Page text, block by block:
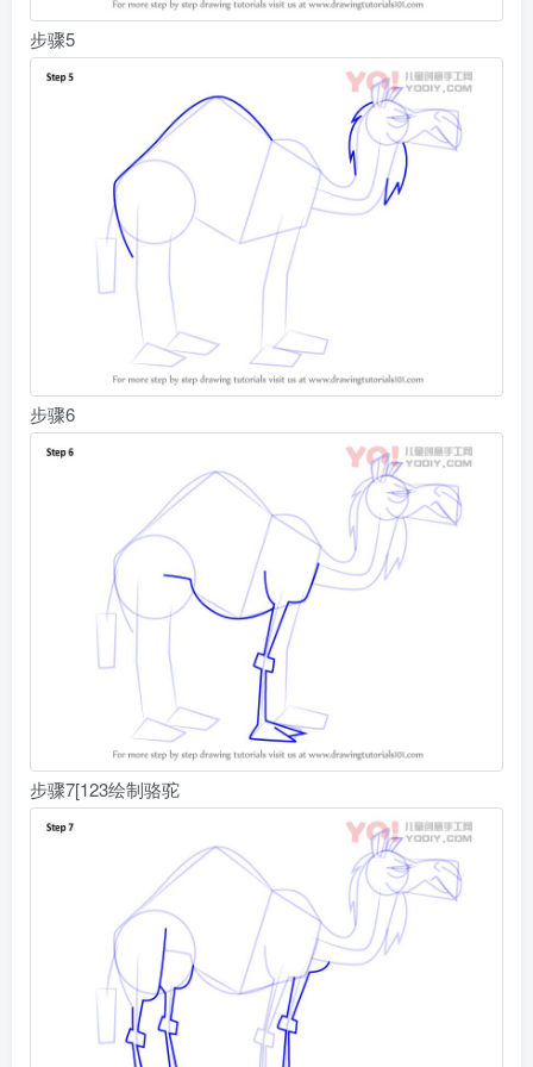
步骤5
步骤6
步骤7[123绘制骆驼